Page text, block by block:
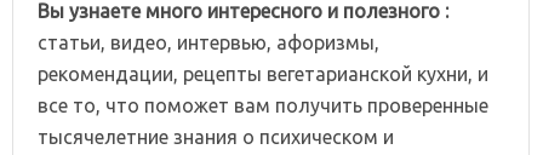
Вы узнаете много интересного и полезного :
статьи, видео, интервью, афоризмы,
рекомендации, рецепты вегетарианской кухни, и
все то, что поможет вам получить проверенные
тысячелетние знания о психическом и